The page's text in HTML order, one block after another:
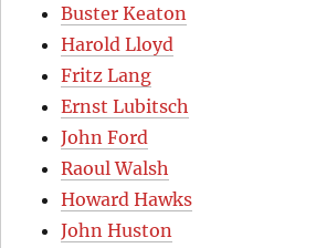
Buster Keaton
Harold Lloyd
Fritz Lang
Ernst Lubitsch
John Ford
Raoul Walsh
Howard Hawks
John Huston